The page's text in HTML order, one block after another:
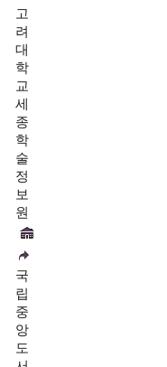
고
려
대
학
교
세
종
학
술
정
보
원
국
립
중
앙
도